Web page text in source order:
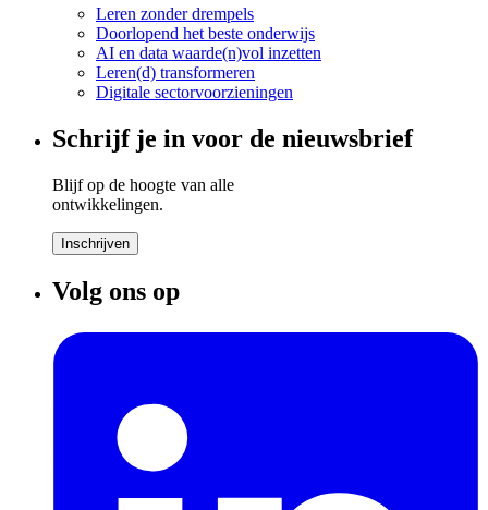
Leren zonder drempels
Doorlopend het beste onderwijs
AI en data waarde(n)vol inzetten
Leren(d) transformeren
Digitale sectorvoorzieningen
Schrijf je in voor de nieuwsbrief
Blijf op de hoogte van alle
ontwikkelingen.
Inschrijven
Volg ons op